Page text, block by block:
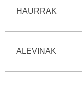
HAURRAK
ALEVINAK